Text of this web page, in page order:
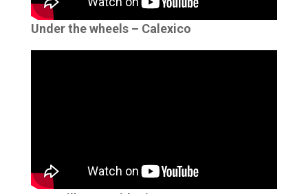
Under the wheels – Calexico